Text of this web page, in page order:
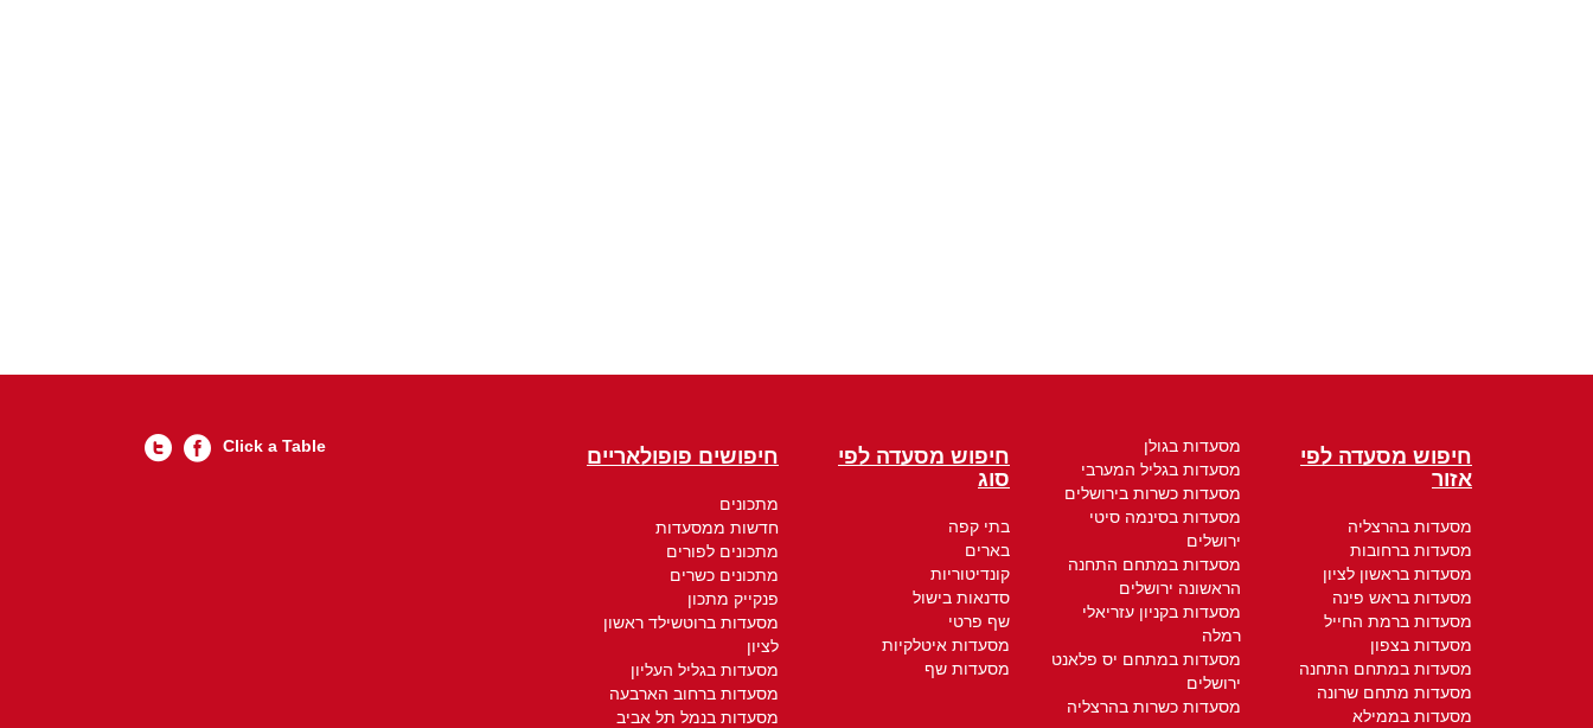
חיפוש מסעדה לפי
אזור
מסעדות בהרצליה
מסעדות ברחובות
מסעדות בראשון לציון
מסעדות בראש פינה
מסעדות ברמת החייל
מסעדות בצפון
מסעדות במתחם התחנה
מסעדות מתחם שרונה
מסעדות בממילא
מסעדות בגולן
מסעדות בגליל המערבי
מסעדות כשרות בירושלים
מסעדות בסינמה סיטי
ירושלים
מסעדות במתחם התחנה
הראשונה ירושלים
מסעדות בקניון עזריאלי
רמלה
מסעדות במתחם יס פלאנט
ירושלים
מסעדות כשרות בהרצליה
חיפוש מסעדה לפי
סוג
בתי קפה
בארים
קונדיטוריות
סדנאות בישול
שף פרטי
מסעדות איטלקיות
מסעדות שף
חיפושים פופולאריים
מתכונים
חדשות ממסעדות
מתכונים לפורים
מתכונים כשרים
פנקייק מתכון
מסעדות ברוטשילד ראשון
לציון
מסעדות בגליל העליון
מסעדות ברחוב הארבעה
מסעדות בנמל תל אביב
Click a Table